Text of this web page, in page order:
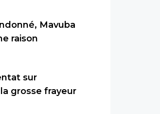
Mavuba
raison
sur
grosse frayeur